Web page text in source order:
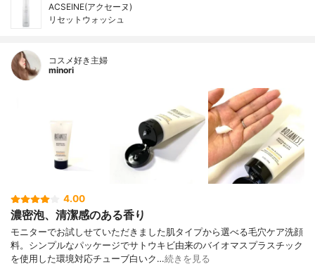
ACSEINE(アクセーヌ)
リセットウォッシュ
コスメ好き主婦
minori
4.00
濃密泡、清潔感のある香り
モニターでお試しせていただきました肌タイプから選べる毛穴ケア洗顔
料。シンプルなパッケージでサトウキビ由来のバイオマスプラスチック
を使用した環境対応チューブ白いク…続きを見る